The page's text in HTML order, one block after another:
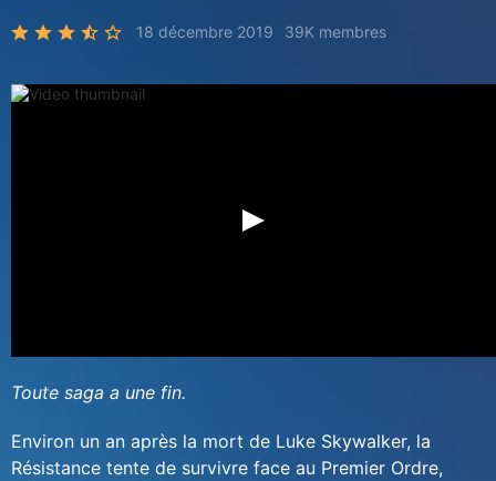
18 décembre 2019 39K membres
Toute saga a une fin.
Environ un an après la mort de Luke Skywalker, la
Résistance tente de survivre face au Premier Ordre,